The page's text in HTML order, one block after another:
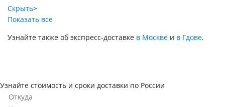
Скрыть>
Показать все
Узнайте также об экспресс-доставке в Москве и в Гдове.
Узнайте стоимость и сроки доставки по России